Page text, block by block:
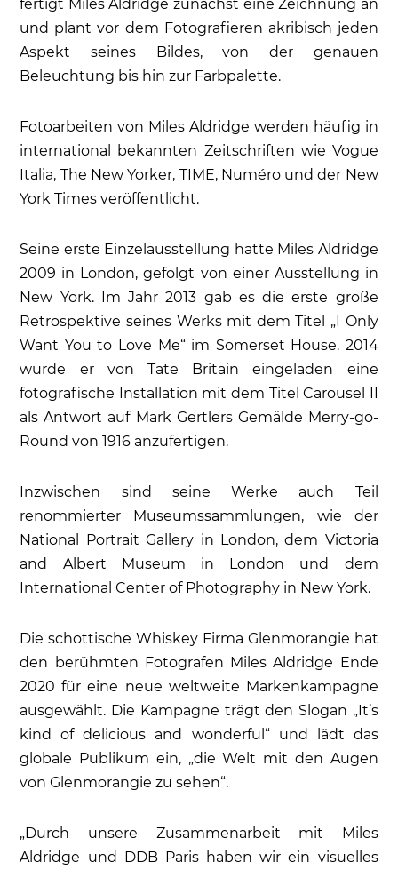
fertigt Miles Aldridge zunächst eine Zeichnung an
und plant vor dem Fotografieren akribisch jeden
Aspekt seines Bildes, von der genauen
Beleuchtung bis hin zur Farbpalette.
Fotoarbeiten von Miles Aldridge werden häufig in
international bekannten Zeitschriften wie Vogue
Italia, The New Yorker, TIME, Numéro und der New
York Times veröffentlicht.
Seine erste Einzelausstellung hatte Miles Aldridge
2009 in London, gefolgt von einer Ausstellung in
New York. Im Jahr 2013 gab es die erste große
Retrospektive seines Werks mit dem Titel „I Only
Want You to Love Me“ im Somerset House. 2014
wurde er von Tate Britain eingeladen eine
fotografische Installation mit dem Titel Carousel II
als Antwort auf Mark Gertlers Gemälde Merry-go-
Round von 1916 anzufertigen.
Inzwischen sind seine Werke auch Teil
renommierter Museumssammlungen, wie der
National Portrait Gallery in London, dem Victoria
and Albert Museum in London und dem
International Center of Photography in New York.
Die schottische Whiskey Firma Glenmorangie hat
den berühmten Fotografen Miles Aldridge Ende
2020 für eine neue weltweite Markenkampagne
ausgewählt. Die Kampagne trägt den Slogan „It’s
kind of delicious and wonderful“ und lädt das
globale Publikum ein, „die Welt mit den Augen
von Glenmorangie zu sehen“.
„Durch unsere Zusammenarbeit mit Miles
Aldridge und DDB Paris haben wir ein visuelles